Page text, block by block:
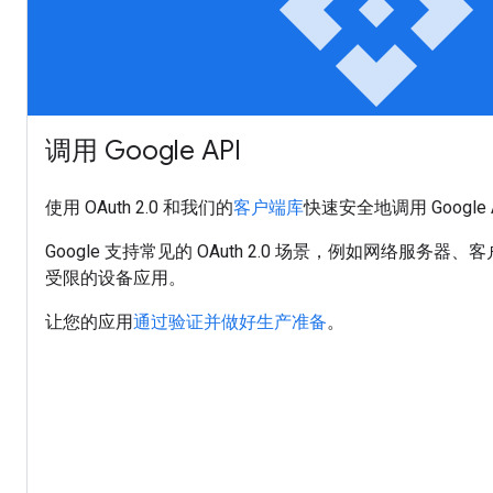
调用 Google API
使用 OAuth 2.0 和我们的客户端库快速安全地调用 Google
Google 支持常见的 OAuth 2.0 场景，例如网络服务器、
受限的设备应用。
让您的应用通过验证并做好生产准备。